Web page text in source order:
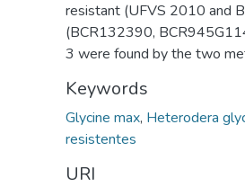
resistant (UFVS 2010 and
(BCR132390,
3 were found by the two
Keywords
Glycine max, Heterodera
resistentes
URI